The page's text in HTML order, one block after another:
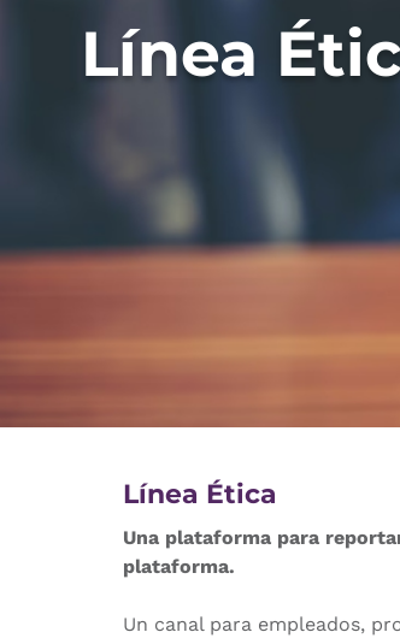
Línea
Línea Ética
Una plataforma para
plataforma.
Un canal para empleados,